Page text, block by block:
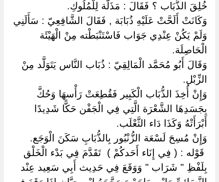
خُلِقَ الذُّبَاب ؟ فَقَالَ : مَذَلَّة لِلْمُلُوكِ.
وَكَانَتْ أَلَحَّتْ عَلَيْهِ ذُبَابَة , فَقَالَ الشَّافِعِيّ : سَأَلَنِي
وَلَمْ يَكُنْ عِنْدِي جَوَاب فَاسْتَنْبَطْته مِنْ الْهَيْئَة
الْحَاصِلَة.
وَقَالَ أَبُو مُحَمَّد الْمَالِقِيّ : ذُبَاب النَّاس يَتَوَلَّد مِنْ
الزِّبْل.
وَإِنْ أُخِذَ الذُّبَاب الْكَبِير فَقُطِعَتْ رَأْسهَا وَحُكَّ
بِجَسَدِهَا الشَّعْرَة الَّتِي فِي الْجَفْن حَكًّا شَدِيدًا
أَبْرَأَتْهُ وَكَذَا دَاء الثَّعْلَب.
وَإِنْ مُسِحَ لَسْعَة الزُّنْبُور بِالذُّبَابِ سَكَنَ الْوَجَع.
‏ ‏قَوْله : ( فِي إِنَاء أَحَدكُمْ ) ‏ ‏تَقَدَّمَ فِي بَدْء الْخَلْق
بِلَفْظِ " شَرَاب " وَوَقَعَ فِي حَدِيث أَبِي سَعِيد عِنْد